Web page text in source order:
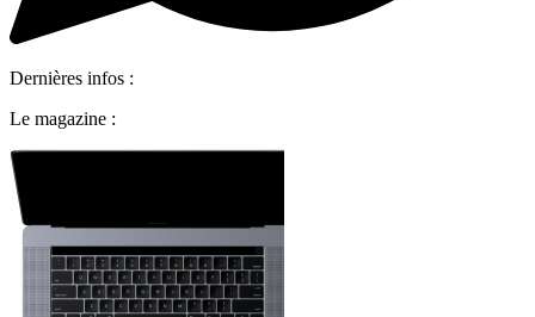
Dernières infos :
Le magazine :